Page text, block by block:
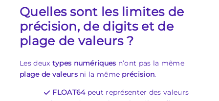
Quelles sont les limites de
précision, de digits et de
plage de valeurs ?
Les deux types numériques n’ont pas la même
plage de valeursni la même précision.
FLOAT64peut représenter des valeurs